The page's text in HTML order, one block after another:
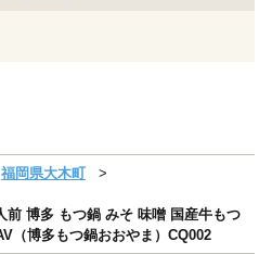
福岡県大木町
前 博多 もつ鍋 みそ 味噌 国産牛もつ
（博多もつ鍋おおやま）CQ002